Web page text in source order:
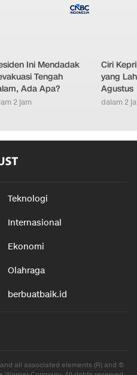
Ini Mendadak
Tengah
Ada Apa?
2 jam
Ciri
yang
Agustus
dalam 2
Teknologi
Internasional
Ekonomi
Olahraga
berbuatbaik.id
all associated elements (R) and ©